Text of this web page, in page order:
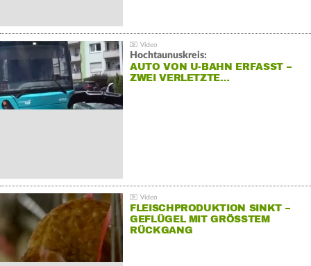
Hochtaunuskreis:
AUTO VON U-BAHN ERFASST –
ZWEI VERLETZTE…
FLEISCHPRODUKTION SINKT –
GEFLÜGEL MIT GRÖSSTEM R
ÜCKGANG